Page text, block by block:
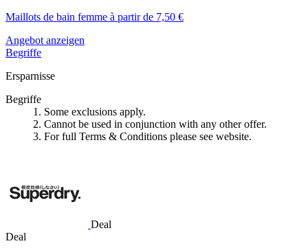
Maillots de bain femme à partir de 7,50 €
Angebot anzeigen
Begriffe
Ersparnisse
Begriffe
1. Some exclusions apply.
2. Cannot be used in conjunction with any other offer.
3. For full Terms & Conditions please see website.
Deal
Deal